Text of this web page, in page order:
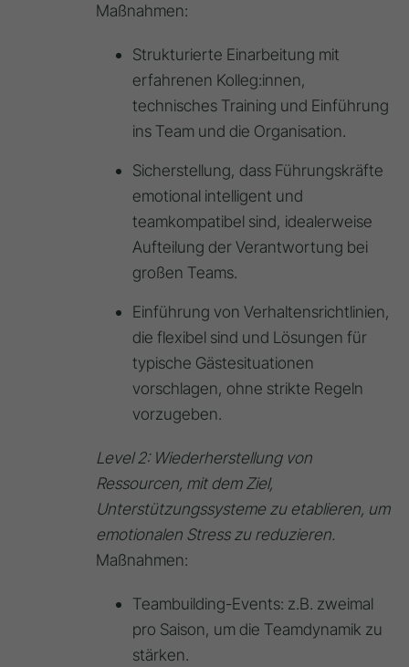
Maßnahmen:
Strukturierte Einarbeitung mit
erfahrenen Kolleg:innen,
technisches Training und Einführung
ins Team und die Organisation.
Sicherstellung, dass Führungskräfte
emotional intelligent und
teamkompatibel sind, idealerweise
Aufteilung der Verantwortung bei
großen Teams.
Einführung von Verhaltensrichtlinien,
die flexibel sind und Lösungen für
typische Gästesituationen
vorschlagen, ohne strikte Regeln
vorzugeben.
Level 2: Wiederherstellung von
Ressourcen, mit dem Ziel,
Unterstützungssysteme zu etablieren, um
emotionalen Stress zu reduzieren.
Maßnahmen:
Teambuilding-Events: z.B. zweimal
pro Saison, um die Teamdynamik zu
stärken.